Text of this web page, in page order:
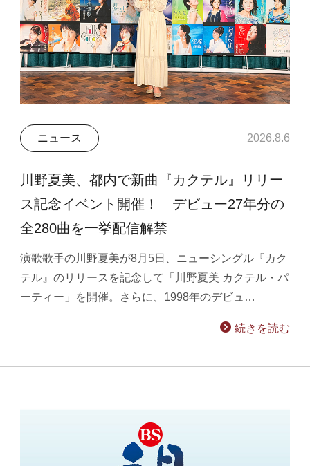
ニュース 2026.8.6
川野夏美、都内で新曲『カクテル』リリー
ス記念イベント開催！ デビュー27年分の
全280曲を一挙配信解禁
演歌歌手の川野夏美が8月5日、ニューシングル『カク
テル』のリリースを記念して「川野夏美 カクテル・パ
ーティー」を開催。さらに、1998年のデビュ…
続きを読む